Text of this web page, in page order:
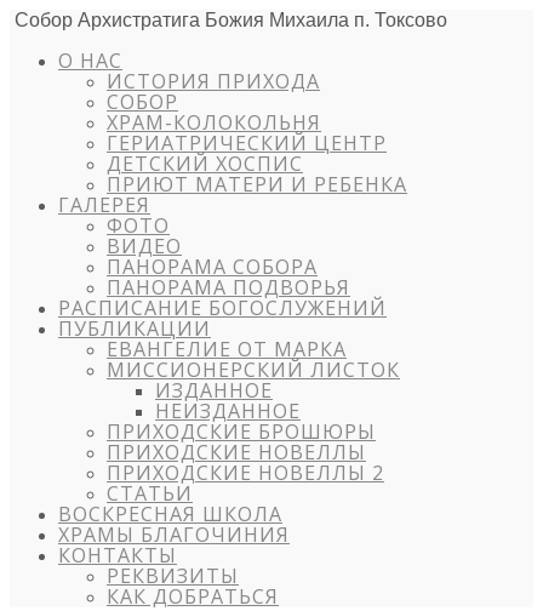
Собор Архистратига Божия Михаила п. Токсово
О НАС
ИСТОРИЯ ПРИХОДА
СОБОР
ХРАМ-КОЛОКОЛЬНЯ
ГЕРИАТРИЧЕСКИЙ ЦЕНТР
ДЕТСКИЙ ХОСПИС
ПРИЮТ МАТЕРИ И РЕБЕНКА
ГАЛЕРЕЯ
ФОТО
ВИДЕО
ПАНОРАМА СОБОРА
ПАНОРАМА ПОДВОРЬЯ
РАСПИСАНИЕ БОГОСЛУЖЕНИЙ
ПУБЛИКАЦИИ
ЕВАНГЕЛИЕ ОТ МАРКА
МИССИОНЕРСКИЙ ЛИСТОК
ИЗДАННОЕ
НЕИЗДАННОЕ
ПРИХОДСКИЕ БРОШЮРЫ
ПРИХОДСКИЕ НОВЕЛЛЫ
ПРИХОДСКИЕ НОВЕЛЛЫ 2
СТАТЬИ
ВОСКРЕСНАЯ ШКОЛА
ХРАМЫ БЛАГОЧИНИЯ
КОНТАКТЫ
РЕКВИЗИТЫ
КАК ДОБРАТЬСЯ